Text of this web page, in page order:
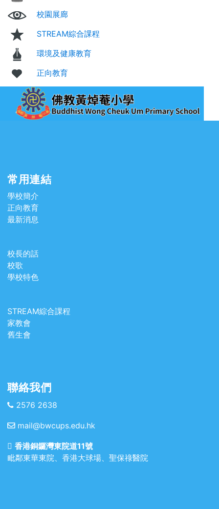
校園展廊
STREAM綜合課程
環境及健康教育
正向教育
常用連結
學校簡介
正向教育
最新消息
校長的話
校歌
學校特色
STREAM綜合課程
家教會
舊生會
聯絡我們
2576 2638
mail@bwcups.edu.hk
香港銅鑼灣東院道11號
毗鄰東華東院、香港大球場、聖保祿醫院